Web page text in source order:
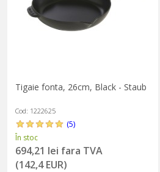
flacără deschisă.
Tigăile din fontă vin într-o
Tigaie fonta, 26cm, Black - Staub
Cod: 1222625
(5)
În stoc
694,21 lei fara TVA
(142,4 EUR)